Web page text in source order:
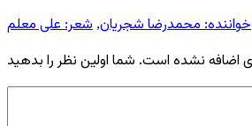
خواننده: محمدرضا شجریان,